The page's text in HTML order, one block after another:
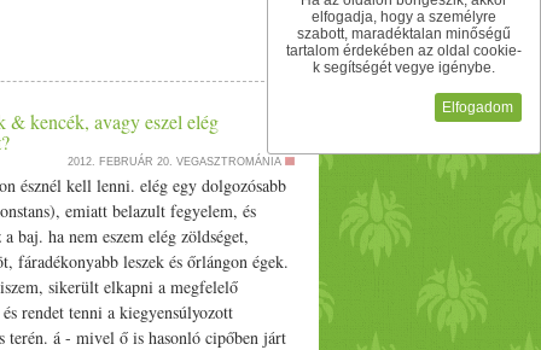
peremére is felhúzódjon a tészta. A
meg villával. Terítsük szét a
kb. 1 cm átmérőjű csíkokat, amikkel
a kész tortát kb. 25-30 percig. Melegen
és napraforgómaggal, a
Természetesen a lisztet férjem itthon
szeretnék később egy bejegyzést írni.
100% extra szűz olívaolaj 1,5 - 2 tk. só
- ízlés szerint Elkészítés: A vizet
A liszteket kimérjük, hozzáadjuk a
rászórjuk a víz+olaj keverékére. A
az élesztőt. A sót a szélére
első csipogásnál adjuk hozzá, így nem
akkor azután kiformázzuk és
sütjük meg.
& kencék, avagy eszel elég
2012. FEBRUÁR 20. VEGASZTROMÁNIA
észnél kell lenni. elég egy dolgozósabb
emiatt belazult fegyelem, és
baj. ha nem eszem elég zöldséget,
fáradékonyabb leszek és őrlángon égek.
sikerült elkapni a megfelelő
rendet tenni a kiegyensúlyozott
terén. á - mivel ő is hasonló cipőben járt
elfogadja, hogy a személyre
szabott, maradéktalan minőségű
tartalom érdekében az oldal cookie-
k segítségét vegye igénybe.
Elfogadom